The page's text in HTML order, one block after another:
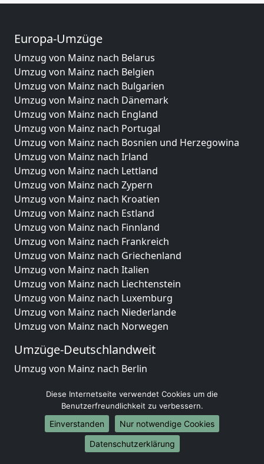
Europa-Umzüge
Umzug von Mainz nach Belarus
Umzug von Mainz nach Belgien
Umzug von Mainz nach Bulgarien
Umzug von Mainz nach Dänemark
Umzug von Mainz nach England
Umzug von Mainz nach Portugal
Umzug von Mainz nach Bosnien und Herzegowina
Umzug von Mainz nach Irland
Umzug von Mainz nach Lettland
Umzug von Mainz nach Zypern
Umzug von Mainz nach Kroatien
Umzug von Mainz nach Estland
Umzug von Mainz nach Finnland
Umzug von Mainz nach Frankreich
Umzug von Mainz nach Griechenland
Umzug von Mainz nach Italien
Umzug von Mainz nach Liechtenstein
Umzug von Mainz nach Luxemburg
Umzug von Mainz nach Niederlande
Umzug von Mainz nach Norwegen
Umzüge-Deutschlandweit
Umzug von Mainz nach Berlin
Umzug von Mainz nach München
Umzug von Mainz nach Köln
Umzug von Mainz nach Frankfurt am Main
Umzug von Mainz nach Stuttgart
Umzug von Mainz nach Düsseldorf
Diese Internetseite verwendet Cookies um die
Benutzerfreundlichkeit zu verbessern.
Einverstanden
Nur notwendige Cookies
Datenschutzerklärung